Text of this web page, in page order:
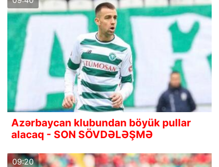
Azərbaycan klubundan böyük pullar
alacaq - SON SÖVDƏLƏŞMƏ
09:20